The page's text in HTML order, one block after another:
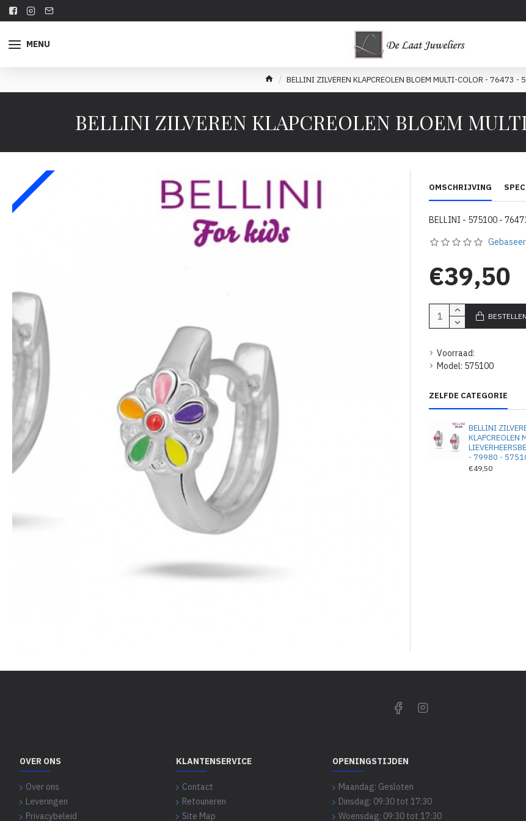
MENU
BELLINI ZILVEREN KLAPCREOLEN BLOEM MULTI-COLOR - 76473 -
BELLINI ZILVEREN KLAPCREOLEN BLOEM
OMSCHRIJVING
BELLINI - 575100 -
Voorraad:
Model: 575100
€39,50
BESTELLEN
ZELFDE CATEGORIE
BELLINI
KLAPCREOLEN
- 79980 -
€49,50
OVER ONS
Over ons
Leveringen
Privacybeleid
KLANTENSERVICE
Contact
Retouneren
Site Map
OPENINGSTIJDEN
Maandag: Gesloten
Dinsdag: 09:30 tot 17:30
Woensdag: 09:30 tot 17:30